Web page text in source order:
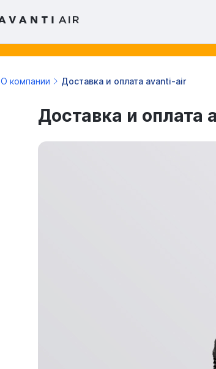
О компании Доставка и оплата avanti-air
Доставка и оплата